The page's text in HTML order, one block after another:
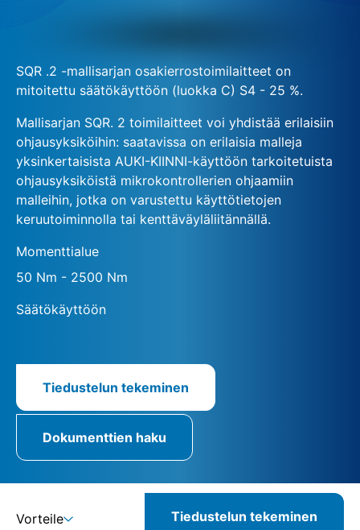
SQR .2 -mallisarjan osakierrostoimilaitteet on
mitoitettu säätökäyttöön (luokka C) S4 - 25 %.
Mallisarjan SQR. 2 toimilaitteet voi yhdistää erilaisiin
ohjausyksiköihin: saatavissa on erilaisia malleja
yksinkertaisista AUKI-KIINNI-käyttöön tarkoitetuista
ohjausyksiköistä mikrokontrollerien ohjaamiin
malleihin, jotka on varustettu käyttötietojen
keruutoiminnolla tai kenttäväyläliitännällä.
Momenttialue
50 Nm - 2500 Nm
Säätökäyttöön
Tiedustelun tekeminen
Dokumenttien haku
Vorteile Tiedustelun tekeminen